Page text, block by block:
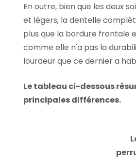
En outre, bien que les deux
et légers, la dentelle
plus que la bordure frontale
comme elle n'a pas la
lourdeur que ce dernier a
Le tableau ci-dessous
principales différences.